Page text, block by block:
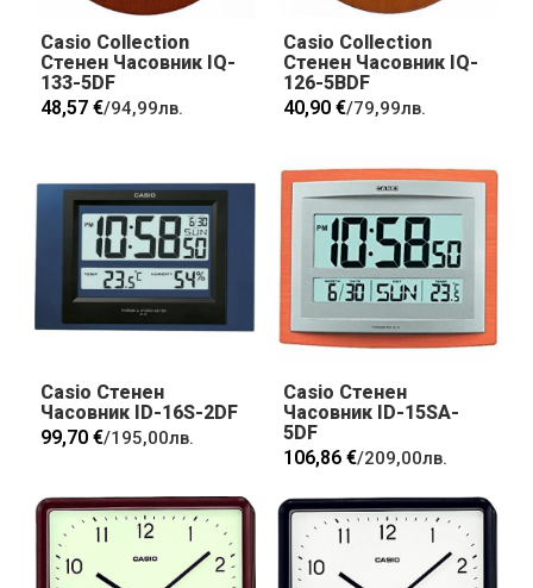
Casio Collection
Стенен Часовник IQ-
133-5DF
48,57 €/94,99лв.
Casio Collection
Стенен Часовник IQ-
126-5BDF
40,90 €/79,99лв.
Casio Стенен
Часовник ID-16S-2DF
99,70 €/195,00лв.
Casio Стенен
Часовник ID-15SA-
5DF
106,86 €/209,00лв.